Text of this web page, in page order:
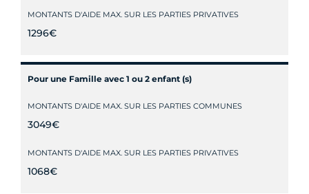
MONTANTS D'AIDE MAX. SUR LES PARTIES PRIVATIVES
1296€
Pour une Famille avec 1 ou 2 enfant (s)
MONTANTS D'AIDE MAX. SUR LES PARTIES COMMUNES
3049€
MONTANTS D'AIDE MAX. SUR LES PARTIES PRIVATIVES
1068€